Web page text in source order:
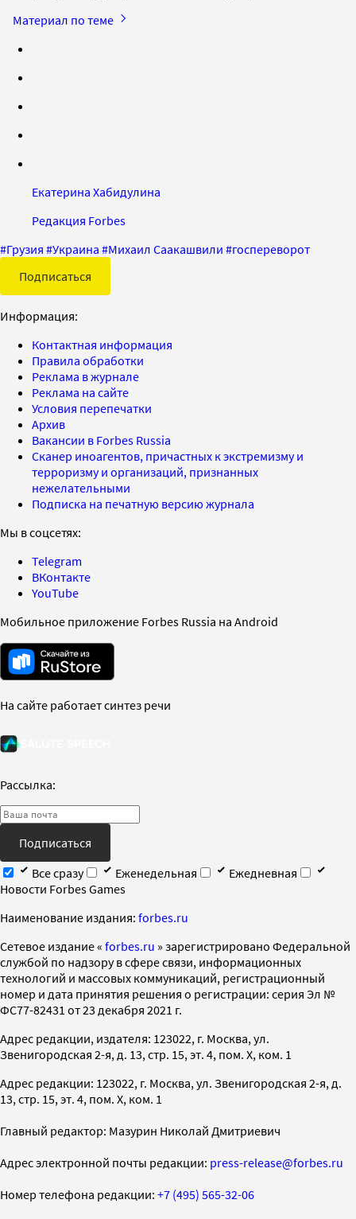
Материал по теме
Екатерина Хабидулина
Редакция Forbes
#Грузия #Украина #Михаил Саакашвили #госпереворот
Подписаться
Информация:
Контактная информация
Правила обработки
Реклама в журнале
Реклама на сайте
Условия перепечатки
Архив
Вакансии в Forbes Russia
Сканер иноагентов, причастных к экстремизму и
терроризму и организаций, признанных
нежелательными
Подписка на печатную версию журнала
Мы в соцсетях:
Telegram
ВКонтакте
YouTube
Мобильное приложение Forbes Russia на Android
На сайте работает синтез речи
Рассылка:
Подписаться
Все сразу
Еженедельная
Ежедневная
Новости Forbes Games
Наименование издания: forbes.ru
Cетевое издание « forbes.ru » зарегистрировано Федеральной
службой по надзору в сфере связи, информационных
технологий и массовых коммуникаций, регистрационный
номер и дата принятия решения о регистрации: серия Эл №
ФС77-82431 от 23 декабря 2021 г.
Адрес редакции, издателя: 123022, г. Москва, ул.
Звенигородская 2-я, д. 13, стр. 15, эт. 4, пом. X, ком. 1
Адрес редакции: 123022, г. Москва, ул. Звенигородская 2-я, д.
13, стр. 15, эт. 4, пом. X, ком. 1
Главный редактор: Мазурин Николай Дмитриевич
Адрес электронной почты редакции: press-release@forbes.ru
Номер телефона редакции: +7 (495) 565-32-06